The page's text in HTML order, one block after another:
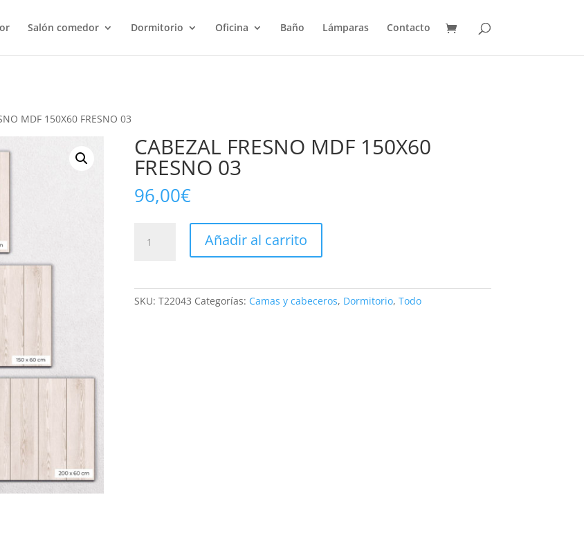
Salón comedor Dormitorio Oficina Baño Lámparas Contacto
MDF 150X60 FRESNO 03
CABEZAL FRESNO MDF 150X60
FRESNO 03
96,00€
FRESNO
Añadir al carrito
SKU: T22043 Categorías: Camas y cabeceros, Dormitorio, Todo